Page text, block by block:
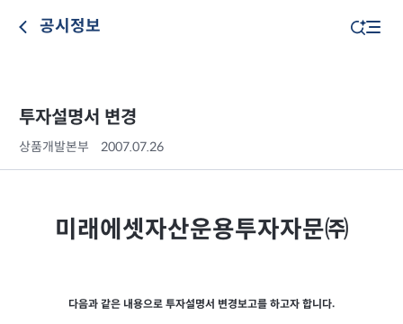
공시정보
투자설명서 변경
상품개발본부 2007.07.26
미래에셋자산운용투자자문㈜
다음과 같은 내용으로 투자설명서 변경보고를 하고자 합니다.